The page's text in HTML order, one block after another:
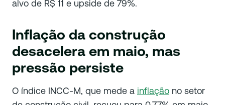
alvo de R$ 11 e upside de 79%.
Inflação da construção
desacelera em maio, mas
pressão persiste
O índice INCC-M, que mede a inflação no setor